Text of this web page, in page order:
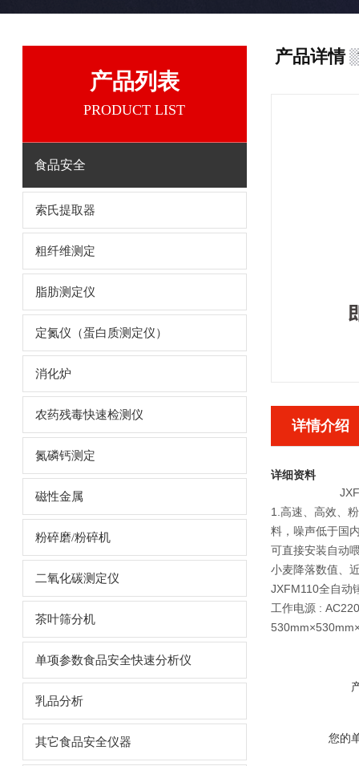
产品列表
PRODUCT LIST
食品安全
索氏提取器
粗纤维测定
脂肪测定仪
定氮仪（蛋白质测定仪）
消化炉
农药残毒快速检测仪
氮磷钙测定
磁性金属
粉碎磨/粉碎机
二氧化碳测定仪
茶叶筛分机
单项参数食品安全快速分析仪
乳品分析
其它食品安全仪器
产品详情
详情介绍
详细资料
1.高速、高效、
料，噪声低于国
可直接安装自动
小麦降落数值、
JXFM110全自动
工作电源 :
您的